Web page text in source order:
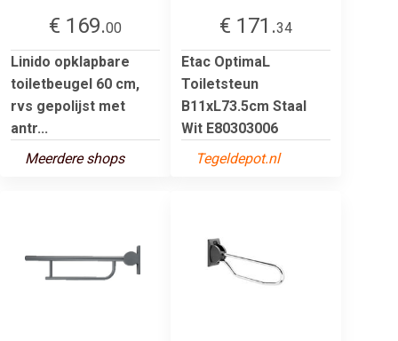
€ 169.00
Linido opklapbare
toiletbeugel 60 cm,
rvs gepolijst met
antr...
Meerdere shops
€ 171.34
Etac OptimaL
Toiletsteun
B11xL73.5cm Staal
Wit E80303006
Tegeldepot.nl